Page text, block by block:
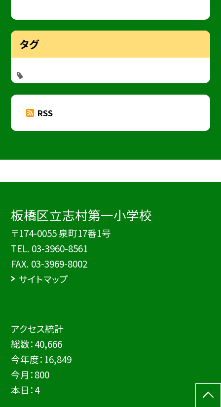
タグ
RSS
板橋区立志村第一小学校
〒174-0055 泉町17番1号
TEL. 03-3960-8561
FAX. 03-3969-8002
サイトマップ
アクセス統計
総数：40,666
今年度： 16,849
今月：800
本日：4